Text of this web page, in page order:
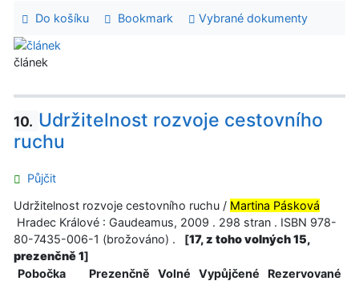
Do košíku Bookmark Vybrané dokumenty
článek
10. Udržitelnost rozvoje cestovního
ruchu
Půjčit
Udržitelnost rozvoje cestovního ruchu / Martina Pásková
Hradec Králové : Gaudeamus, 2009 . 298 stran . ISBN 978-
80-7435-006-1 (brožováno) .
[17, z toho volných 15,
prezenčně 1]
Pobočka
Prezenčně Volné Vypůjčené
Rezervované